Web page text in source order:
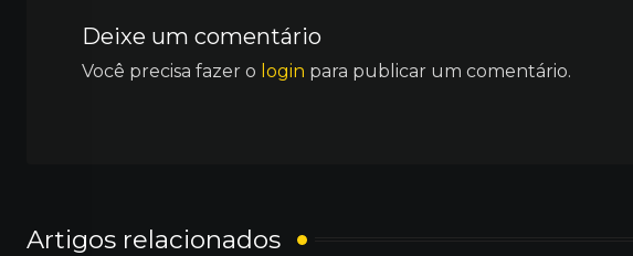
Deixe um comentário
Você precisa fazer o login para publicar um comentário.
Artigos relacionados